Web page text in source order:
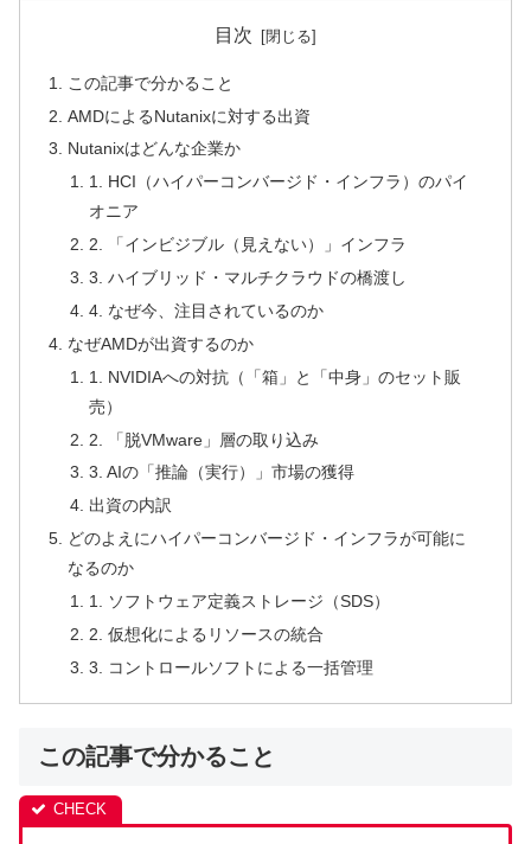
目次
この記事で分かること
AMDによるNutanixに対する出資
Nutanixはどんな企業か
1. HCI（ハイパーコンバージド・インフラ）のパイ
オニア
2. 「インビジブル（見えない）」インフラ
3. ハイブリッド・マルチクラウドの橋渡し
4. なぜ今、注目されているのか
なぜAMDが出資するのか
1. NVIDIAへの対抗（「箱」と「中身」のセット販
売）
2. 「脱VMware」層の取り込み
3. AIの「推論（実行）」市場の獲得
出資の内訳
どのよえにハイパーコンバージド・インフラが可能に
なるのか
1. ソフトウェア定義ストレージ（SDS）
2. 仮想化によるリソースの統合
3. コントロールソフトによる一括管理
この記事で分かること